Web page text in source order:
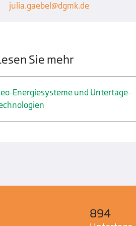
julia.gaebel
dgmk.de
Sie mehr
Energiesysteme und Untertage­
894